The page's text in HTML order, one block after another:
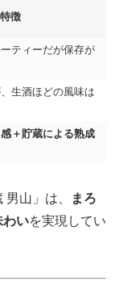
特徴
ティーだが保存が
生酒ほどの風味は
＋貯蔵による熟成
山」は、
まろ
わいを実現してい